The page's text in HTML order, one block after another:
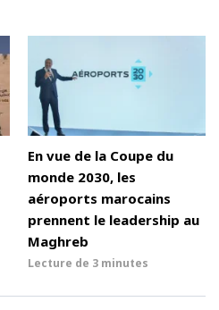
En vue de la Coupe du
monde 2030, les
aéroports marocains
prennent le leadership au
Maghreb
Lecture de 3 minutes